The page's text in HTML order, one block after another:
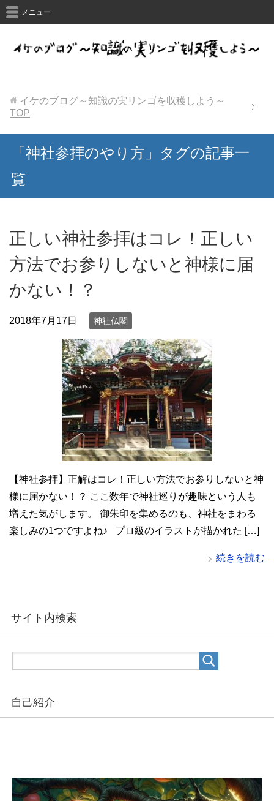
メニュー
イケのブログ～知識の実リンゴを収穫しよう～
TOP
「神社参拝のやり方」タグの記事一
覧
正しい神社参拝はコレ！正しい
方法でお参りしないと神様に届
かない！？
2018年7月17日 神社仏閣
【神社参拝】正解はコレ！正しい方法でお参りしないと神
様に届かない！？ ここ数年で神社巡りが趣味という人も
増えた気がします。 御朱印を集めるのも、神社をまわる
楽しみの1つですよね♪ プロ級のイラストが描かれた […]
続きを読む
サイト内検索
自己紹介